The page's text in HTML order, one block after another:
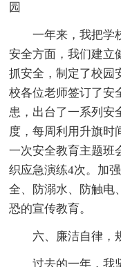
园
一年来，我把学
安全方面，我们建立
抓安全，制定了校园
校各位老师签订了安
患，出台了一系列安
度，每周利用升旗时
一次安全教育主题班
织应急演练4次。加
全、防溺水、防触电
恐的宣传教育。
六、廉洁自律，
过去的一年，我